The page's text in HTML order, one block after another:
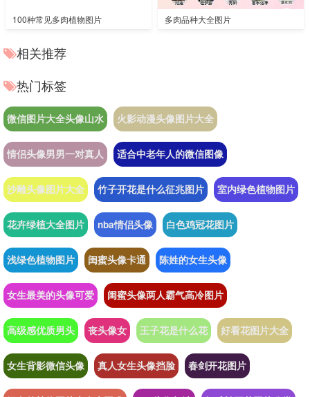
100种常见多肉植物图片 多肉品种大全图片
相关推荐
热门标签
微信图片大全头像山水 火影动漫头像图片大全
情侣头像男男一对真人 适合中老年人的微信图像
沙雕头像图片大全 竹子开花是什么征兆图片 室内绿色植物图片
花卉绿植大全图片 nba情侣头像 白色鸡冠花图片
浅绿色植物图片 闺蜜头像卡通 陈姓的女生头像
女生最美的头像可爱 闺蜜头像两人霸气高冷图片
高级感优质男头 丧头像女 王子花是什么花 好看花图片大全
女生背影微信头像 真人女生头像挡脸 春剑开花图片